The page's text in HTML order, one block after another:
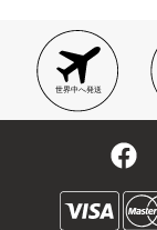
世界中へ発送